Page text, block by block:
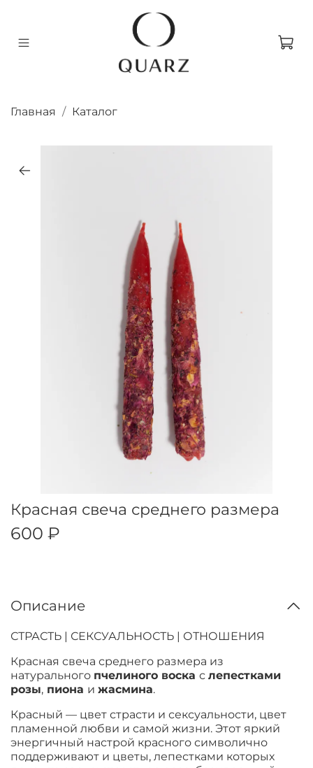
Главная Каталог
Красная свеча среднего размера
600 ₽
Описание
СТРАСТЬ | СЕКСУАЛЬНОСТЬ | ОТНОШЕНИЯ
Красная свеча среднего размера из
натурального пчелиного воска с лепестками
розы, пиона и жасмина.
Красный — цвет страсти и сексуальности, цвет
пламенной любви и самой жизни. Этот яркий
энергичный настрой красного символично
поддерживают и цветы, лепестками которых